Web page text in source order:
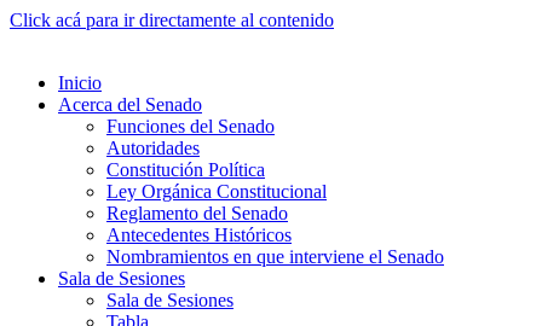
Click acá para ir directamente al contenido
Inicio
Acerca del Senado
Funciones del Senado
Autoridades
Constitución Política
Ley Orgánica Constitucional
Reglamento del Senado
Antecedentes Históricos
Nombramientos en que interviene el Senado
Sala de Sesiones
Sala de Sesiones
Tabla